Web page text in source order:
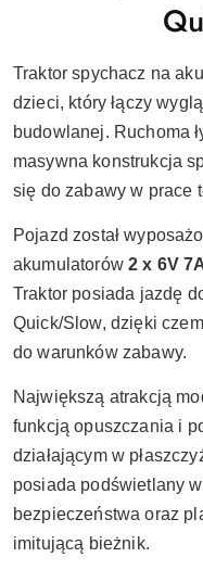
Traktor spychacz na
dzieci, który łączy
budowlanej. Ruchoma
masywna konstrukcja
się do zabawy w prace
Pojazd został
akumulatorów2 x 6V
Traktor posiada jazdę
Quick/Slow, dzięki
do warunków zabawy.
Największą atrakcją
funkcją opuszczania i
działającym w
posiada podświetlany
bezpieczeństwa oraz
imitującą bieżnik.